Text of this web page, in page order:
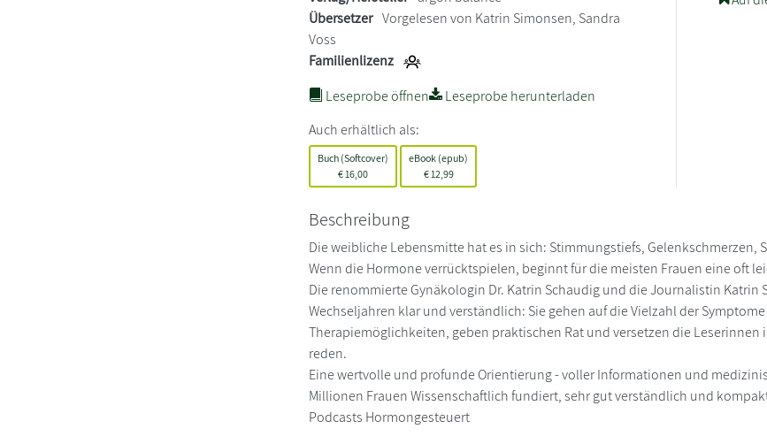
Übersetzer Vorgelesen von Katrin Simonsen, Sandra
Voss
Familienlizenz
Leseprobe öffnen
Leseprobe herunterladen
Auch erhältlich als:
Buch (Softcover)
€ 16,00
eBook (epub)
€12,99
Beschreibung
Die weibliche Lebensmitte hat es in sich: Stimmungstiefs,
Wenn die Hormone verrücktspielen, beginnt für die meisten Frauen eine oft
Die renommierte Gynäkologin Dr. Katrin Schaudig und die Journalistin
Wechseljahren klar und verständlich: Sie gehen auf die Vielzahl der
Therapiemöglichkeiten, geben praktischen Rat und versetzen die Leserinnen
reden.
Eine wertvolle und profunde Orientierung - voller Informationen und
Millionen Frauen Wissenschaftlich fundiert, sehr gut verständlich und
Podcasts Hormongesteuert